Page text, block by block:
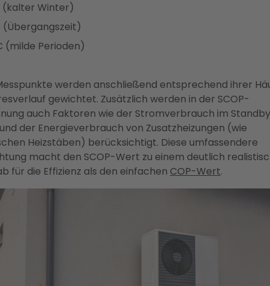
(kalter Winter)
(Übergangszeit)
(milde Perioden)
werden anschließend entsprechend ihrer
gewichtet. Zusätzlich werden in der SCOP-
auch Faktoren wie der Stromverbrauch im
der Energieverbrauch von Zusatzheizungen (wie
Heizstäben) berücksichtigt. Diese umfassendere
macht den SCOP-Wert zu einem deutlich
für die Effizienz als den einfachen COP-Wert.